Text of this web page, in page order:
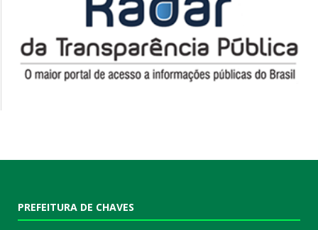
PREFEITURA DE CHAVES